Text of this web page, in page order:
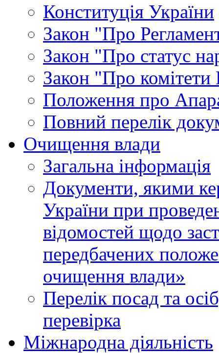
Конституція України
Закон "Про
Закон "Про статус
Закон "Про комітети
Положення про
Повний перелік
Очищення влади
Загальна інформація
Документи, якими
України при
відомостей щодо
передбачених
очищення влади»
Перелік посад та
перевірка
Міжнародна діяльність